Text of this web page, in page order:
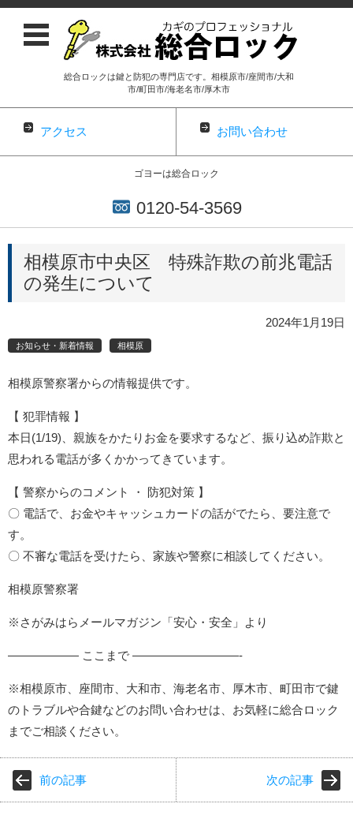
総合ロックは鍵と防犯の専門店です。相模原市/座間市/大和
市/町田市/海老名市/厚木市
アクセス お問い合わせ
ゴヨーは総合ロック
0120-54-3569
コンテンツに移動
相模原市中央区 特殊詐欺の前兆電話
の発生について
2024年1月19日
お知らせ・新着情報 相模原
相模原警察署からの情報提供です。
【 犯罪情報 】
本日(1/19)、親族をかたりお金を要求するなど、振り込め詐欺と
思われる電話が多くかかってきています。
【 警察からのコメント ・ 防犯対策 】
〇 電話で、お金やキャッシュカードの話がでたら、要注意で
す。
〇 不審な電話を受けたら、家族や警察に相談してください。
相模原警察署
※さがみはらメールマガジン「安心・安全」より
—————— ここまで —————————-
※相模原市、座間市、大和市、海老名市、厚木市、町田市で鍵
のトラブルや合鍵などのお問い合わせは、お気軽に総合ロック
までご相談ください。
前の記事 次の記事